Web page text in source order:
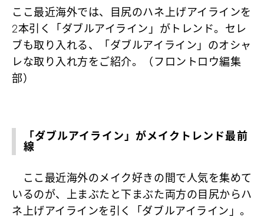
ここ最近海外では、目尻のハネ上げアイラインを
2本引く「ダブルアイライン」がトレンド。セレ
ブも取り入れる、「ダブルアイライン」のオシャ
レな取り入れ方をご紹介。（フロントロウ編集
部）
「ダブルアイライン」がメイクトレンド最前
線
ここ最近海外のメイク好きの間で人気を集めて
いるのが、上まぶたと下まぶた両方の目尻からハ
ネ上げアイラインを引く「ダブルアイライン」。